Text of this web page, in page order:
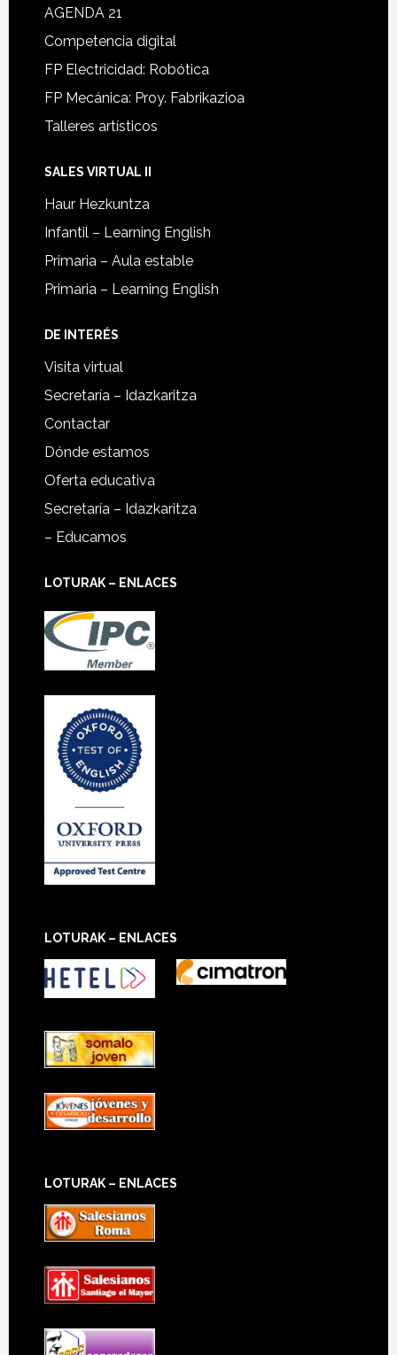
AGENDA 21
Competencia digital
FP Electricidad: Robótica
FP Mecánica: Proy. Fabrikazioa
Talleres artísticos
SALES VIRTUAL II
Haur Hezkuntza
Infantil – Learning English
Primaria – Aula estable
Primaria – Learning English
DE INTERÉS
Visita virtual
Secretaría – Idazkaritza
Contactar
Dónde estamos
Oferta educativa
Secretaría – Idazkaritza
– Educamos
LOTURAK – ENLACES
LOTURAK – ENLACES
LOTURAK – ENLACES